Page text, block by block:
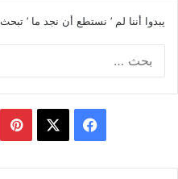
يبدوا أننا لم ’ نستطع أن نجد ما ’
فيسبوك